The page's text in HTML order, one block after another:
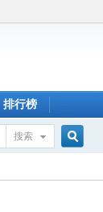
排行榜
搜索